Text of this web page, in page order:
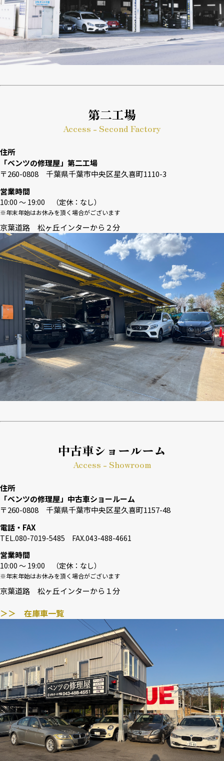
第二工場
Access - Second Factory
住所
「ベンツの修理屋」第二工場
〒260-0808 千葉県千葉市中央区星久喜町1110-3
営業時間
10:00 〜 19:00 （定休：なし）
※年末年始はお休みを頂く場合がございます
京葉道路 松ヶ丘インターから２分
中古車ショールーム
Access - Showroom
住所
「ベンツの修理屋」中古車ショールーム
〒260-0808 千葉県千葉市中央区星久喜町1157-48
電話・FAX
TEL.080-7019-5485 FAX.043-488-4661
営業時間
10:00 〜 19:00 （定休：なし）
※年末年始はお休みを頂く場合がございます
京葉道路 松ヶ丘インターから１分
＞＞ 在庫車一覧